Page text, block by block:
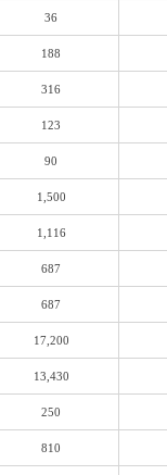
36
188
316
123
90
1,500
1,116
687
687
17,200
13,430
250
810